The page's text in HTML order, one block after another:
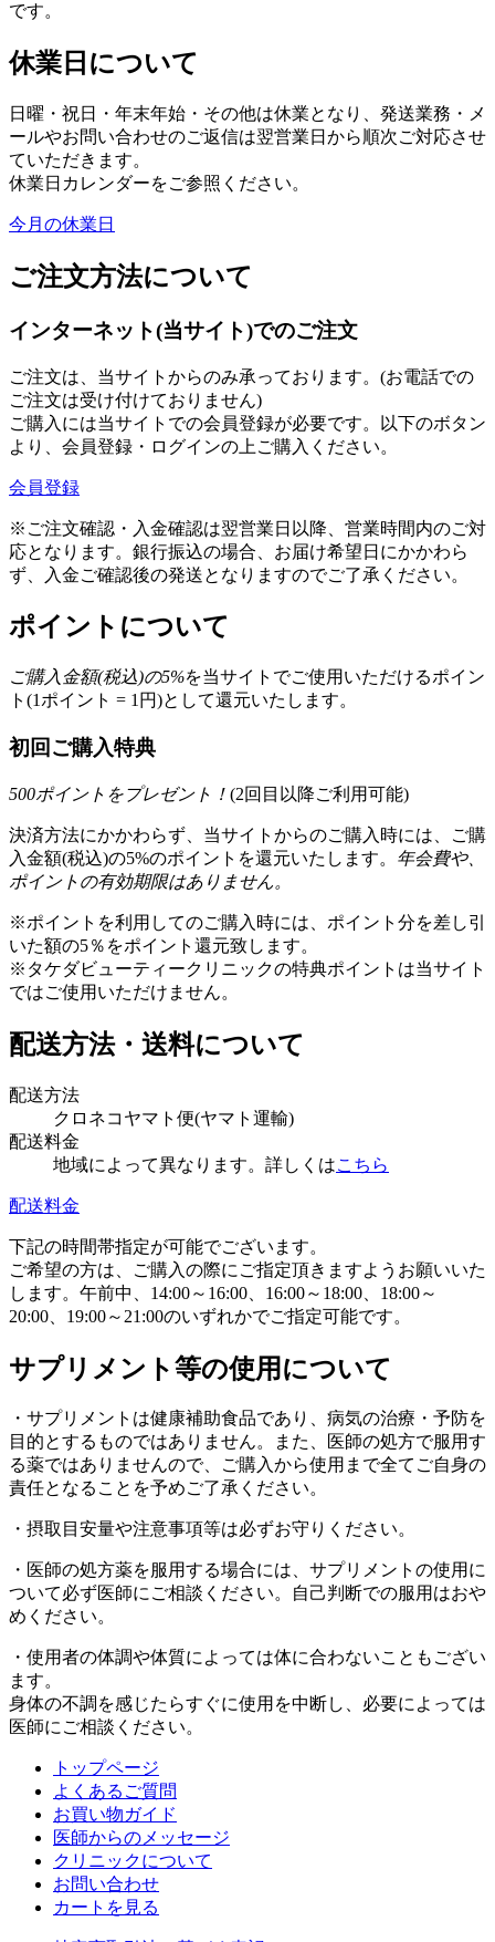
です。
休業日について
日曜・祝日・年末年始・その他は休業となり、発送業務・メ
ールやお問い合わせのご返信は翌営業日から順次ご対応させ
ていただきます。
休業日カレンダーをご参照ください。
今月の休業日
ご注文方法について
インターネット(当サイト)でのご注文
ご注文は、当サイトからのみ承っております。(お電話での
ご注文は受け付けておりません)
ご購入には当サイトでの会員登録が必要です。以下のボタン
より、会員登録・ログインの上ご購入ください。
会員登録
※ご注文確認・入金確認は翌営業日以降、営業時間内のご対
応となります。銀行振込の場合、お届け希望日にかかわら
ず、入金ご確認後の発送となりますのでご了承ください。
ポイントについて
ご購入金額(税込)の5%を当サイトでご使用いただけるポイン
ト(1ポイント = 1円)として還元いたします。
初回ご購入特典
500ポイントをプレゼント！ (2回目以降ご利用可能)
決済方法にかかわらず、当サイトからのご購入時には、ご購
入金額(税込)の5%のポイントを還元いたします。 年会費や、
ポイントの有効期限はありません。
※ポイントを利用してのご購入時には、ポイント分を差し引
いた額の5％をポイント還元致します。
※タケダビューティークリニックの特典ポイントは当サイト
ではご使用いただけません。
配送方法・送料について
配送方法
クロネコヤマト便(ヤマト運輸)
配送料金
地域によって異なります。詳しくはこちら
配送料金
下記の時間帯指定が可能でございます。
ご希望の方は、ご購入の際にご指定頂きますようお願いいた
します。午前中、14:00～16:00、16:00～18:00、18:00～
20:00、19:00～21:00のいずれかでご指定可能です。
サプリメント等の使用について
・サプリメントは健康補助食品であり、病気の治療・予防を
目的とするものではありません。また、医師の処方で服用す
る薬ではありませんので、ご購入から使用まで全てご自身の
責任となることを予めご了承ください。
・摂取目安量や注意事項等は必ずお守りください。
・医師の処方薬を服用する場合には、サプリメントの使用に
ついて必ず医師にご相談ください。自己判断での服用はおや
めください。
・使用者の体調や体質によっては体に合わないこともござい
ます。
身体の不調を感じたらすぐに使用を中断し、必要によっては
医師にご相談ください。
トップページ
よくあるご質問
お買い物ガイド
医師からのメッセージ
クリニックについて
お問い合わせ
カートを見る